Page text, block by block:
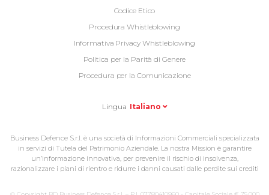
Codice Etico
Procedura Whistleblowing
Informativa Privacy Whistleblowing
Politica per la Parità di Genere
Procedura per la Comunicazione
Lingua Italiano
Business Defence S.r.l. è una società di Informazioni Commerciali specializzata
in servizi di Tutela del Patrimonio Aziendale. La nostra Mission è garantire
un’informazione innovativa, per prevenire il rischio di insolvenza,
razionalizzare i piani di rientro e ridurre i danni causati dalle perdite sui crediti